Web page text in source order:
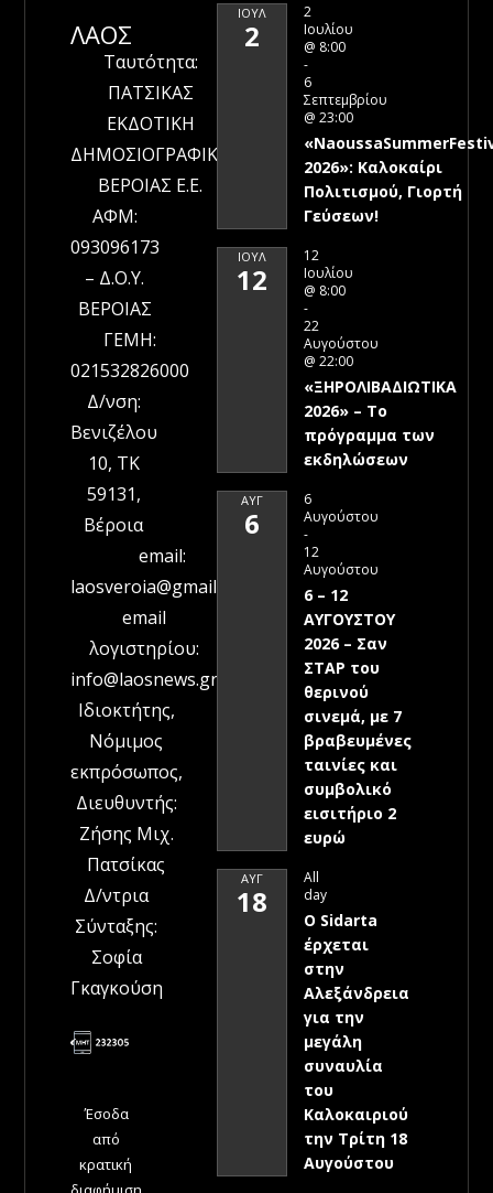
ΛΑΟΣ
Ταυτότητα:
ΠΑΤΣΙΚΑΣ
ΕΚΔΟΤΙΚΗ
ΔΗΜΟΣΙΟΓΡΑΦΙΚΗ
ΒΕΡΟΙΑΣ Ε.Ε.
ΑΦΜ:
093096173
– Δ.Ο.Υ.
ΒΕΡΟΙΑΣ
ΓΕΜΗ:
021532826000
Δ/νση:
Βενιζέλου
10, ΤΚ
59131,
Βέροια
email:
laosveroia@gmail.com
email
λογιστηρίου:
info@laosnews.gr
Ιδιοκτήτης,
Νόμιμος
εκπρόσωπος,
Διευθυντής:
Ζήσης Μιχ.
Πατσίκας
Δ/ντρια
Σύνταξης:
Σοφία
Γκαγκούση
Έσοδα
από
κρατική
ΙΟΎΛ
2
2
Ιουλίου
@ 8:00
-
6
Σεπτεμβρίου
@ 23:00
2026»: Καλοκαίρι
Πολιτισμού, Γιορτή
Γεύσεων!
ΙΟΎΛ
12
12
Ιουλίου
@ 8:00
-
22
Αυγούστου
@ 22:00
«ΞΗΡΟΛΙΒΑΔΙΩΤΙΚΑ
2026» – To
πρόγραμμα των
εκδηλώσεων
ΑΥΓ
6
6
Αυγούστου
-
12
Αυγούστου
6 – 12
ΑΥΓΟΥΣΤΟΥ
2026 – Σαν
ΣΤΑΡ του
θερινού
σινεμά, με 7
βραβευμένες
ταινίες και
συμβολικό
εισιτήριο 2
ευρώ
ΑΥΓ
18
All
day
Ο Sidarta
έρχεται
στην
Αλεξάνδρεια
για την
μεγάλη
συναυλία
του
Καλοκαιριού
την Τρίτη 18
Αυγούστου